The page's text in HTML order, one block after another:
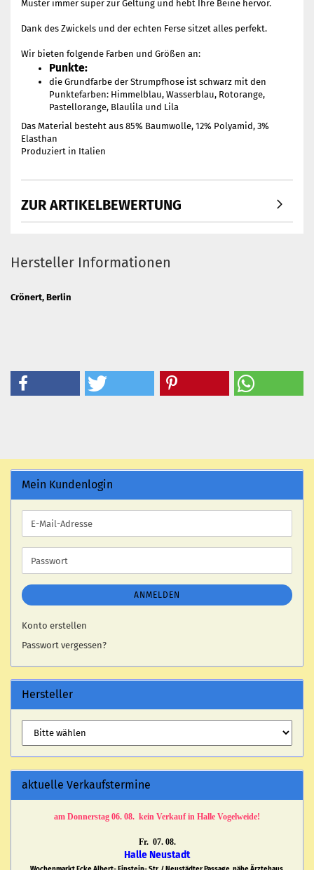
Muster immer super zur Geltung und hebt Ihre Beine hervor.
Dank des Zwickels und der echten Ferse sitzet alles perfekt.
Wir bieten folgende Farben und Größen an:
Punkte:
die Grundfarbe der Strumpfhose ist schwarz mit den
Punktefarben: Himmelblau, Wasserblau, Rotorange,
Pastellorange, Blaulila und Lila
Das Material besteht aus 85% Baumwolle, 12% Polyamid, 3%
Elasthan
Produziert in Italien
ZUR ARTIKELBEWERTUNG
Hersteller Informationen
Crönert, Berlin
Mein Kundenlogin
E-
Mail-
Adresse
Passwort
ANMELDEN
Konto erstellen
Passwort vergessen?
Hersteller
aktuelle Verkaufstermine
am Donnerstag 06. 08. kein Verkauf in Halle Vogelweide!
Fr. 07. 08.
Halle Neustadt